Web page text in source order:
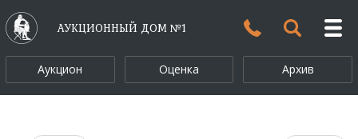
АУКЦИОННЫЙ ДОМ №1
Аукцион Оценка Архив